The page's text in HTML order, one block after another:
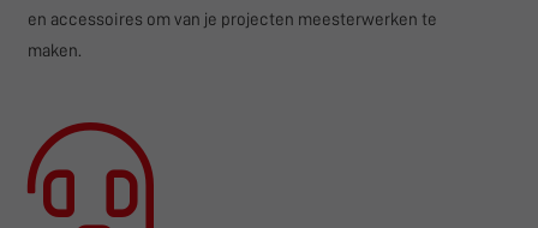
en accessoires om van je projecten meesterwerken te
maken.